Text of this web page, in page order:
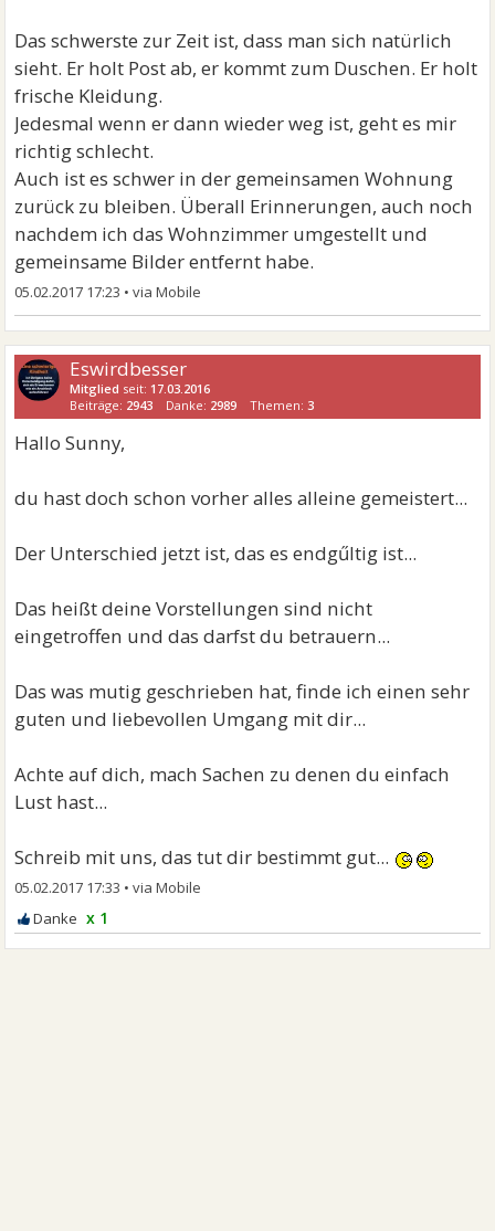
Das schwerste zur Zeit ist, dass man sich natürlich
sieht. Er holt Post ab, er kommt zum Duschen. Er holt
frische Kleidung.
Jedesmal wenn er dann wieder weg ist, geht es mir
richtig schlecht.
Auch ist es schwer in der gemeinsamen Wohnung
zurück zu bleiben. Überall Erinnerungen, auch noch
nachdem ich das Wohnzimmer umgestellt und
gemeinsame Bilder entfernt habe.
05.02.2017 17:23 •
Eswirdbesser
Mitglied seit: 17.03.2016
Beiträge: 2943 Danke: 2989 Themen:3
Hallo Sunny,
du hast doch schon vorher alles alleine gemeistert...
Der Unterschied jetzt ist, das es endgűltig ist...
Das heißt deine Vorstellungen sind nicht
eingetroffen und das darfst du betrauern...
Das was mutig geschrieben hat, finde ich einen sehr
guten und liebevollen Umgang mit dir...
Achte auf dich, mach Sachen zu denen du einfach
Lust hast...
Schreib mit uns, das tut dir bestimmt gut...
05.02.2017 17:33 •
x 1